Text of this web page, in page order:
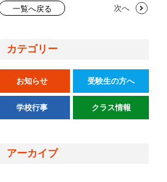
一覧へ戻る 次へ
カテゴリー
お知らせ 受験生の方へ
学校行事 クラス情報
アーカイブ